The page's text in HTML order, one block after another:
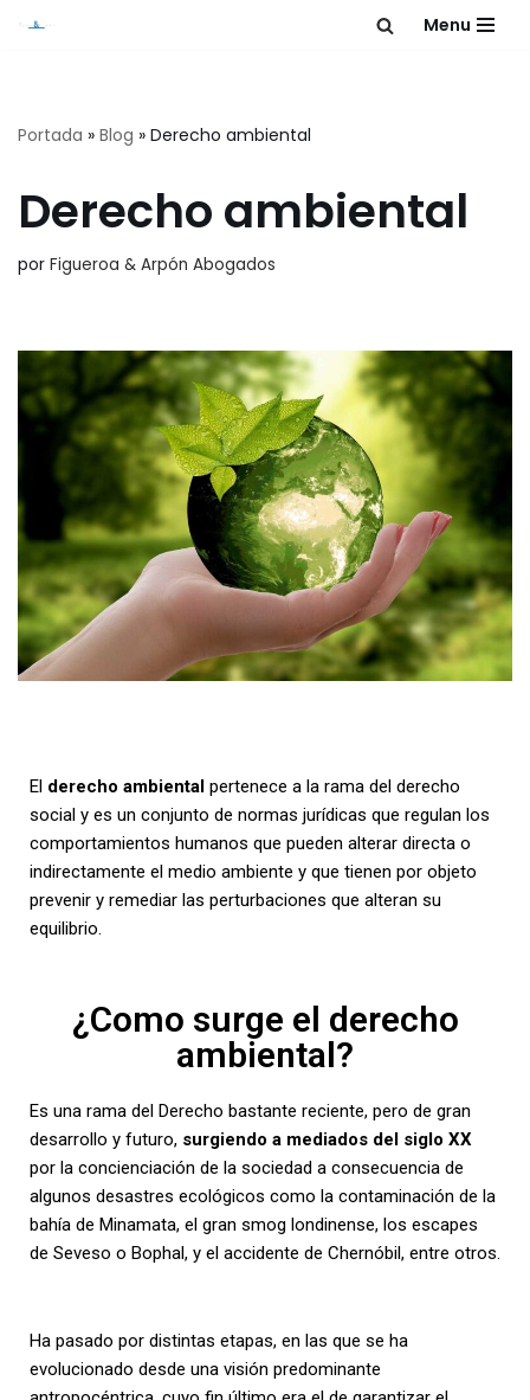
Menu
Portada » Blog » Derecho ambiental
Derecho ambiental
por Figueroa & Arpón Abogados
El derecho ambiental pertenece a la rama del derecho
social y es un conjunto de normas jurídicas que regulan los
comportamientos humanos que pueden alterar directa o
indirectamente el medio ambiente y que tienen por objeto
prevenir y remediar las perturbaciones que alteran su
equilibrio.
¿Como surge el derecho
ambiental?
Es una rama del Derecho bastante reciente, pero de gran
desarrollo y futuro, surgiendo a mediados del siglo XX
por la concienciación de la sociedad a consecuencia de
algunos desastres ecológicos como la contaminación de la
bahía de Minamata, el gran smog londinense, los escapes
de Seveso o Bophal, y el accidente de Chernóbil, entre otros.
Ha pasado por distintas etapas, en las que se ha
evolucionado desde una visión predominante